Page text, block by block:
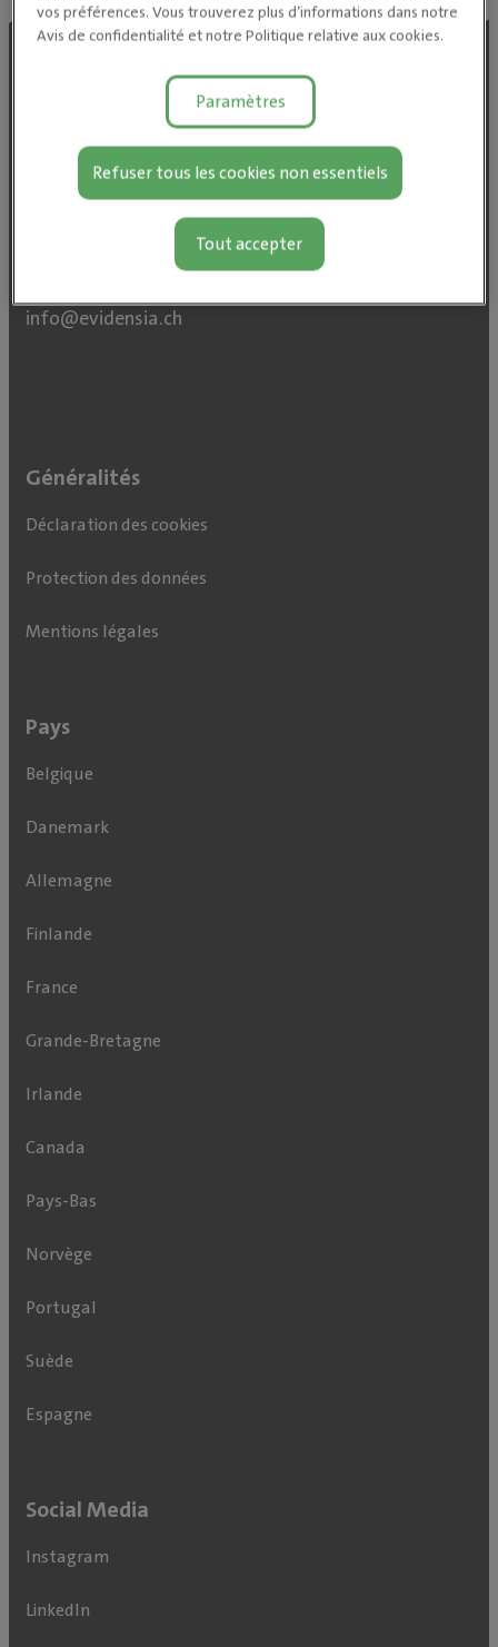
IVC Evidensia Schweiz AG
info@evidensia.ch
Généralités
Déclaration des cookies
Protection des données
Mentions légales
Pays
Belgique
Danemark
Allemagne
Finlande
France
Grande-Bretagne
Irlande
Canada
Pays-Bas
Norvège
Portugal
Suède
Espagne
Social Media
Instagram
LinkedIn
vos préférences. Vous trouverez plus d’informations dans notre
Avis de confidentialité et notre Politique relative aux cookies.
Paramètres
Refuser tous les cookies non essentiels
Tout accepter